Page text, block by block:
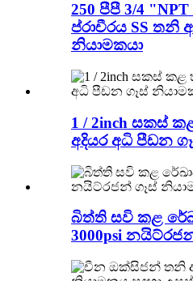
250 පීපී 3/4
ප්රාචීරය SS තනි
නියාමකයා
1 / 2inch සකස්
අදියර අධි පීඩන
බිත්ති සවි කළ
3000psi